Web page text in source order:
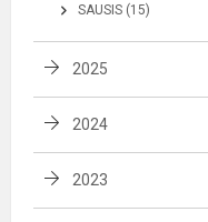
SAUSIS (15)
2025
2024
2023